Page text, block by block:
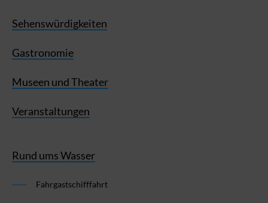
Sehenswürdigkeiten
Gastronomie
Museen und Theater
Veranstaltungen
Rund ums Wasser
Fahrgastschifffahrt